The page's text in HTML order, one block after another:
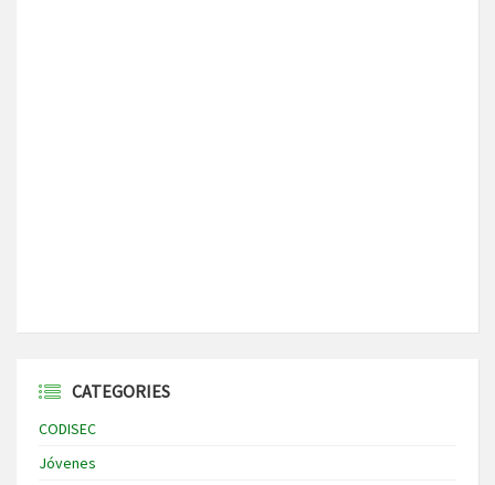
CATEGORIES
CODISEC
Jóvenes